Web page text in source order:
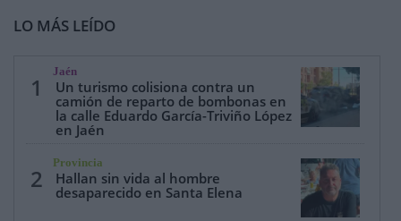
LO MÁS LEÍDO
1
Jaén
Un turismo colisiona contra un
camión de reparto de bombonas en
la calle Eduardo García-Triviño López
en Jaén
2
Provincia
Hallan sin vida al hombre
desaparecido en Santa Elena